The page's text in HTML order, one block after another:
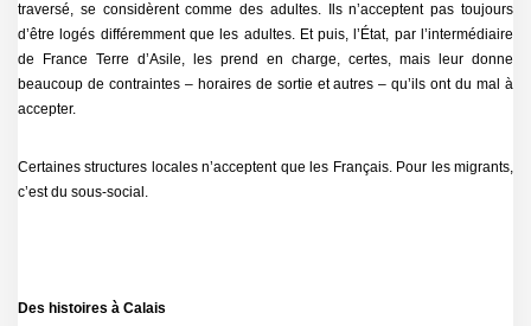
traversé, se considèrent comme des adultes. Ils n’acceptent pas toujours
d’être logés différemment que les adultes. Et puis, l’État, par l’intermédiaire
de France Terre d’Asile, les prend en charge, certes, mais leur donne
beaucoup de contraintes – horaires de sortie et autres – qu’ils ont du mal à
accepter.
Certaines structures locales n’acceptent que les Français. Pour les migrants,
c’est du sous-social.
Des histoires à Calais